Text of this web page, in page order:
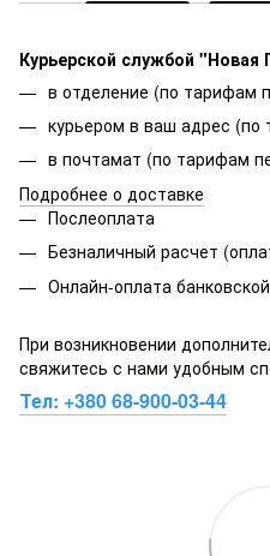
Курьерской службой "Новая
в отделение (по тарифам
курьером в ваш адрес (по
в почтамат (по тарифам
Подробнее о доставке
Послеоплата
Безналичный расчет
Онлайн-оплата
При возникновении
свяжитесь с нами удобным
Тел: +380 68-900-03-44